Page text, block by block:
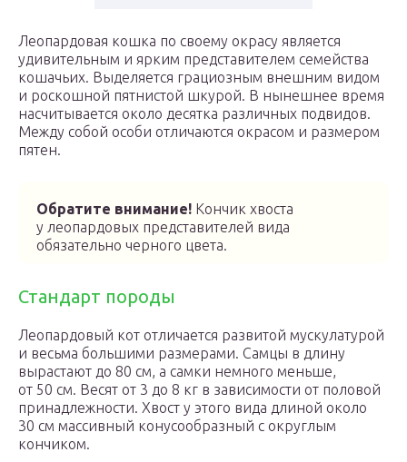
Леопардовая кошка по своему окрасу является
удивительным и ярким представителем семейства
кошачьих. Выделяется грациозным внешним видом
и роскошной пятнистой шкурой. В нынешнее время
насчитывается около десятка различных подвидов.
Между собой особи отличаются окрасом и размером
пятен.
Обратите внимание! Кончик хвоста
у леопардовых представителей вида
обязательно черного цвета.
Стандарт породы
Леопардовый кот отличается развитой мускулатурой
и весьма большими размерами. Самцы в длину
вырастают до 80 см, а самки немного меньше,
от 50 см. Весят от 3 до 8 кг в зависимости от половой
принадлежности. Хвост у этого вида длиной около
30 см массивный конусообразный с округлым
кончиком.